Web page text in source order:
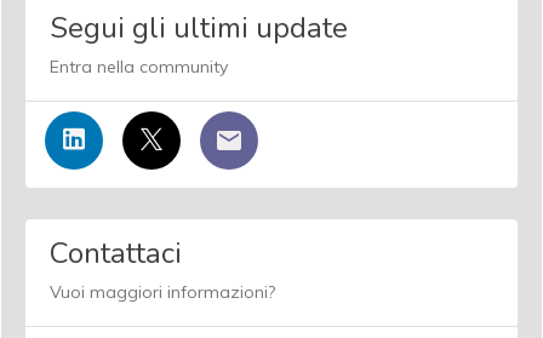
Segui gli ultimi update
Entra nella community
Contattaci
Vuoi maggiori informazioni?